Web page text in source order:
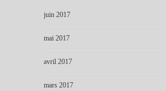
juin 2017
mai 2017
avril 2017
mars 2017